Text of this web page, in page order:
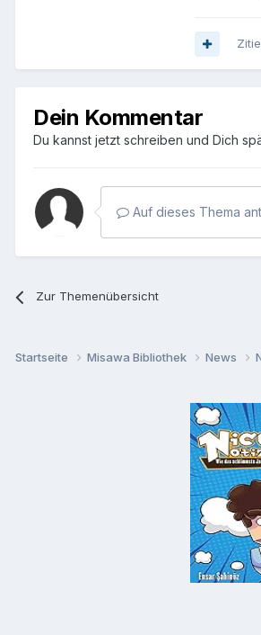
Dein Kommentar
Du kannst jetzt schreiben und Dich
Auf dieses Thema
Zur Themenübersicht
Startseite Misawa Bibliothek News